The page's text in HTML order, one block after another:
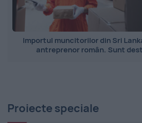
Importul muncitorilor din Sri
antreprenor român. Sunt
Proiecte speciale